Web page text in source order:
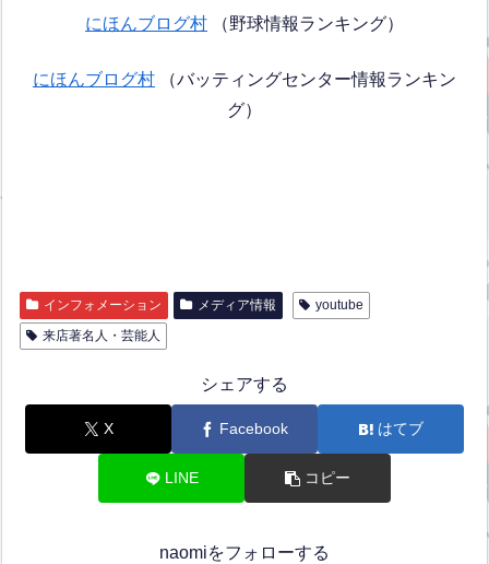
にほんブログ村 （野球情報ランキング）
にほんブログ村 （バッティングセンター情報ランキン
グ）
インフォメーション メディア情報
youtube
来店著名人・芸能人
シェアする
X Facebook はてブ
LINE コピー
naomiをフォローする